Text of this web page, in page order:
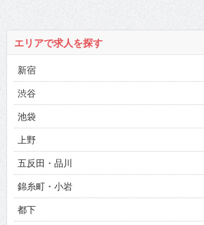
エリアで求人を探す
新宿
渋谷
池袋
上野
五反田・品川
錦糸町・小岩
都下